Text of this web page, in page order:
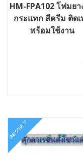
HM-FPA102 โฟมย
กระแทก สีครีม ติด
พร้อมใช้งาน
ลดราคา!